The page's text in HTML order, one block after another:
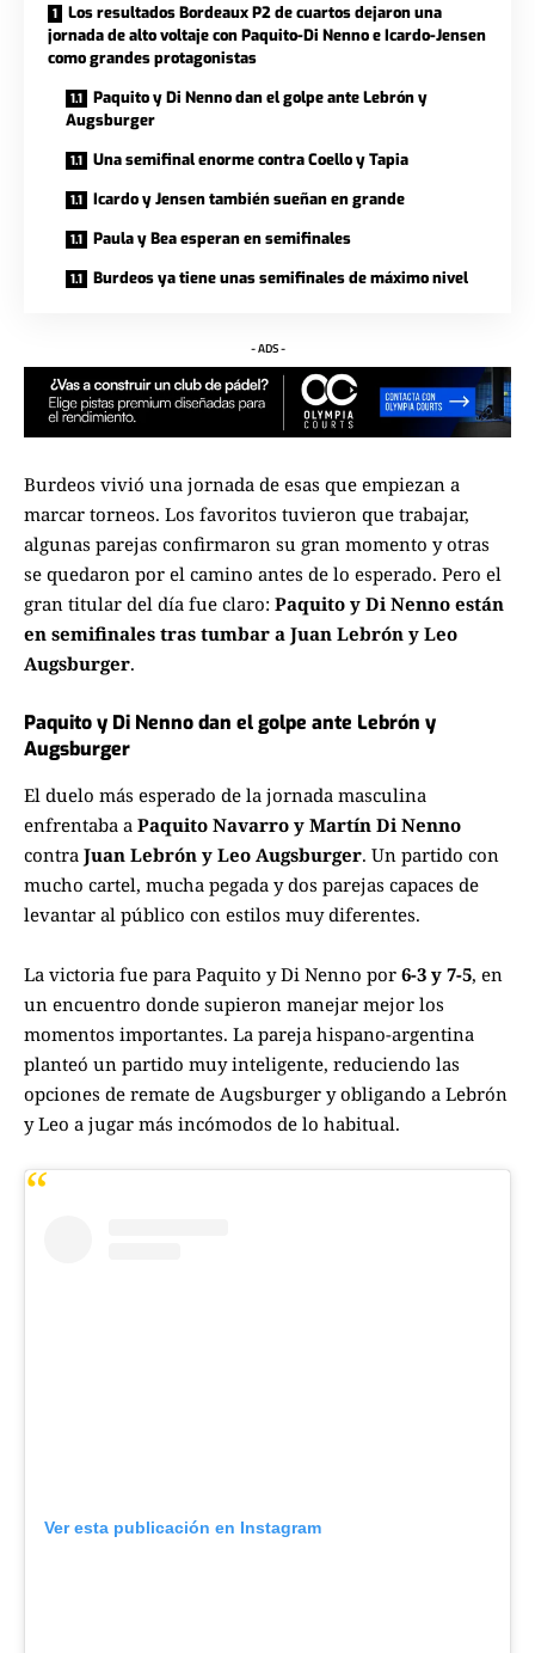
Los resultados Bordeaux P2 de cuartos dejaron una
jornada de alto voltaje con Paquito-Di Nenno e Icardo-Jensen
como grandes protagonistas
Paquito y Di Nenno dan el golpe ante Lebrón y
Augsburger
Una semifinal enorme contra Coello y Tapia
Icardo y Jensen también sueñan en grande
Paula y Bea esperan en semifinales
Burdeos ya tiene unas semifinales de máximo nivel
- ADS -
Burdeos vivió una jornada de esas que empiezan a
marcar torneos. Los favoritos tuvieron que trabajar,
algunas parejas confirmaron su gran momento y otras
se quedaron por el camino antes de lo esperado. Pero el
gran titular del día fue claro: Paquito y Di Nenno están
en semifinales tras tumbar a Juan Lebrón y Leo
Augsburger.
Paquito y Di Nenno dan el golpe ante Lebrón y
Augsburger
El duelo más esperado de la jornada masculina
enfrentaba a Paquito Navarro y Martín Di Nenno
contra Juan Lebrón y Leo Augsburger. Un partido con
mucho cartel, mucha pegada y dos parejas capaces de
levantar al público con estilos muy diferentes.
La victoria fue para Paquito y Di Nenno por 6-3 y 7-5, en
un encuentro donde supieron manejar mejor los
momentos importantes. La pareja hispano-argentina
planteó un partido muy inteligente, reduciendo las
opciones de remate de Augsburger y obligando a Lebrón
y Leo a jugar más incómodos de lo habitual.
Ver esta publicación en Instagram